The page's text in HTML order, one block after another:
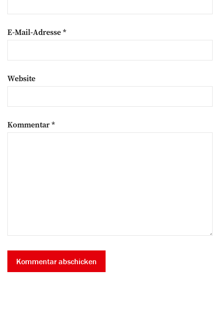
E-Mail-Adresse*
Website
Kommentar*